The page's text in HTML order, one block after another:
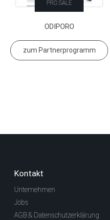
PRO SALE
ODIPORO
zum Partnerprogramm
Kontakt
Unternehmen
Jobs
AGB & Datenschutzerklärung